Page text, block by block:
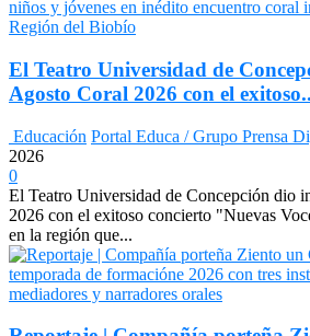
El Teatro Universidad de
Agosto Coral 2026 con el
Educación Portal Educa / Grupo Prensa
2026
0
El Teatro Universidad de Concepción dio
2026 con el exitoso concierto "Nuevas
en la región que...